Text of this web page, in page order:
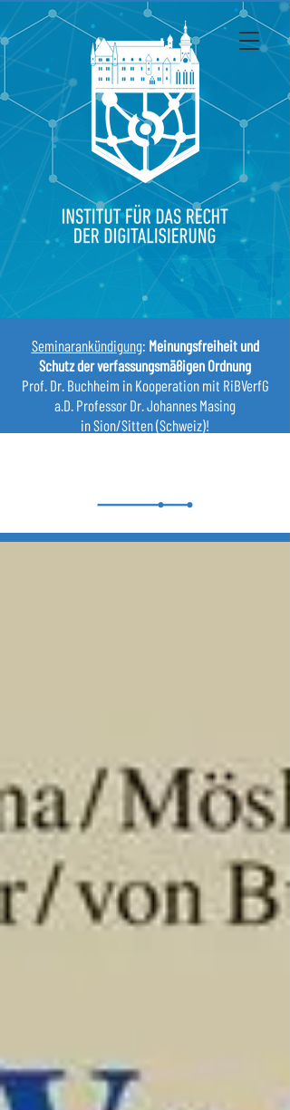
Seminarankündigung: Meinungsfreiheit und
Schutz der verfassungsmäßigen Ordnung
Prof. Dr. Buchheim in Kooperation mit RiBVerfG
a.D. Professor Dr. Johannes Masing
in Sion/Sitten (Schweiz)!